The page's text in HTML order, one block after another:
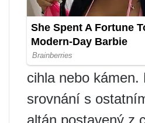
cihla nebo kámen.
srovnání s
altán postavený z